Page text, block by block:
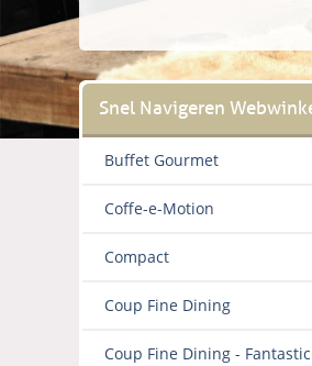
Buffet Gourmet
Coffe-e-Motion
Compact
Coup Fine Dining
Coup Fine Dining - Fantastic